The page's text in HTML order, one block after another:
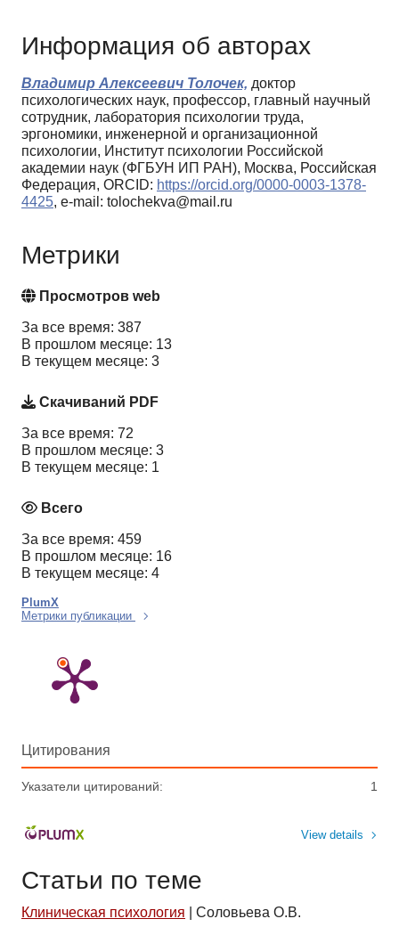
Информация об авторах
Владимир Алексеевич Толочек, доктор
психологических наук, профессор, главный научный
сотрудник, лаборатория психологии труда,
эргономики, инженерной и организационной
психологии, Институт психологии Российской
академии наук (ФГБУН ИП РАН), Москва, Российская
Федерация, ORCID: https://orcid.org/0000-0003-1378-
4425, e-mail: tolochekva@mail.ru
Метрики
Просмотров web
За все время: 387
В прошлом месяце: 13
В текущем месяце: 3
Скачиваний PDF
За все время: 72
В прошлом месяце: 3
В текущем месяце: 1
Всего
За все время: 459
В прошлом месяце: 16
В текущем месяце: 4
PlumX
Метрики публикации
Цитирования
Указатели цитирований: 1
View details
Статьи по теме
Клиническая психология
Соловьева О.В.